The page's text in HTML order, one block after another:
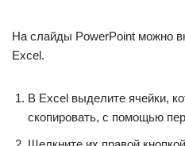
На слайды PowerPoint можно
Excel.
В Excel выделите ячейки,
скопировать, с помощью